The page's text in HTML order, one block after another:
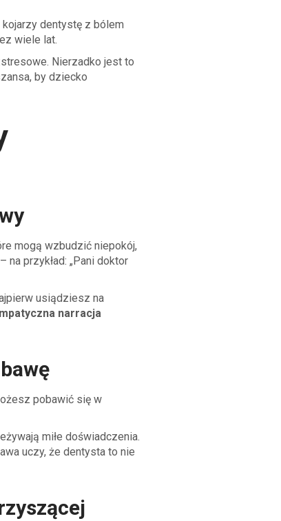
dentystę z bólem
wiele lat.
Nierzadko jest to
by dziecko
mogą wzbudzić niepokój,
na przykład: „Pani doktor
usiądziesz na
narracja
pobawić się w
miłe doświadczenia.
uczy, że dentysta to nie